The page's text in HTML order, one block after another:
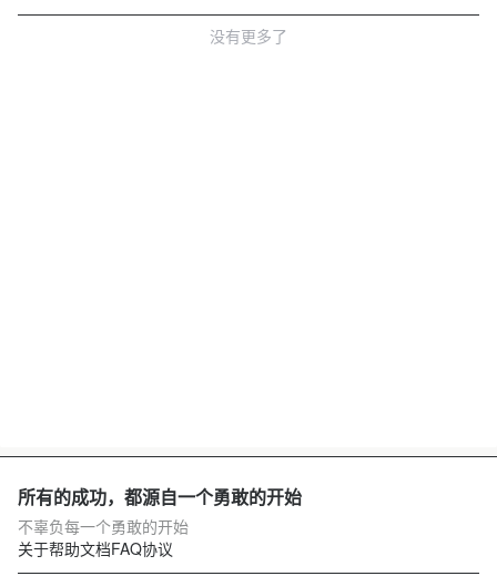
没有更多了
所有的成功，都源自一个勇敢的开始
不辜负每一个勇敢的开始
关于帮助文档FAQ协议